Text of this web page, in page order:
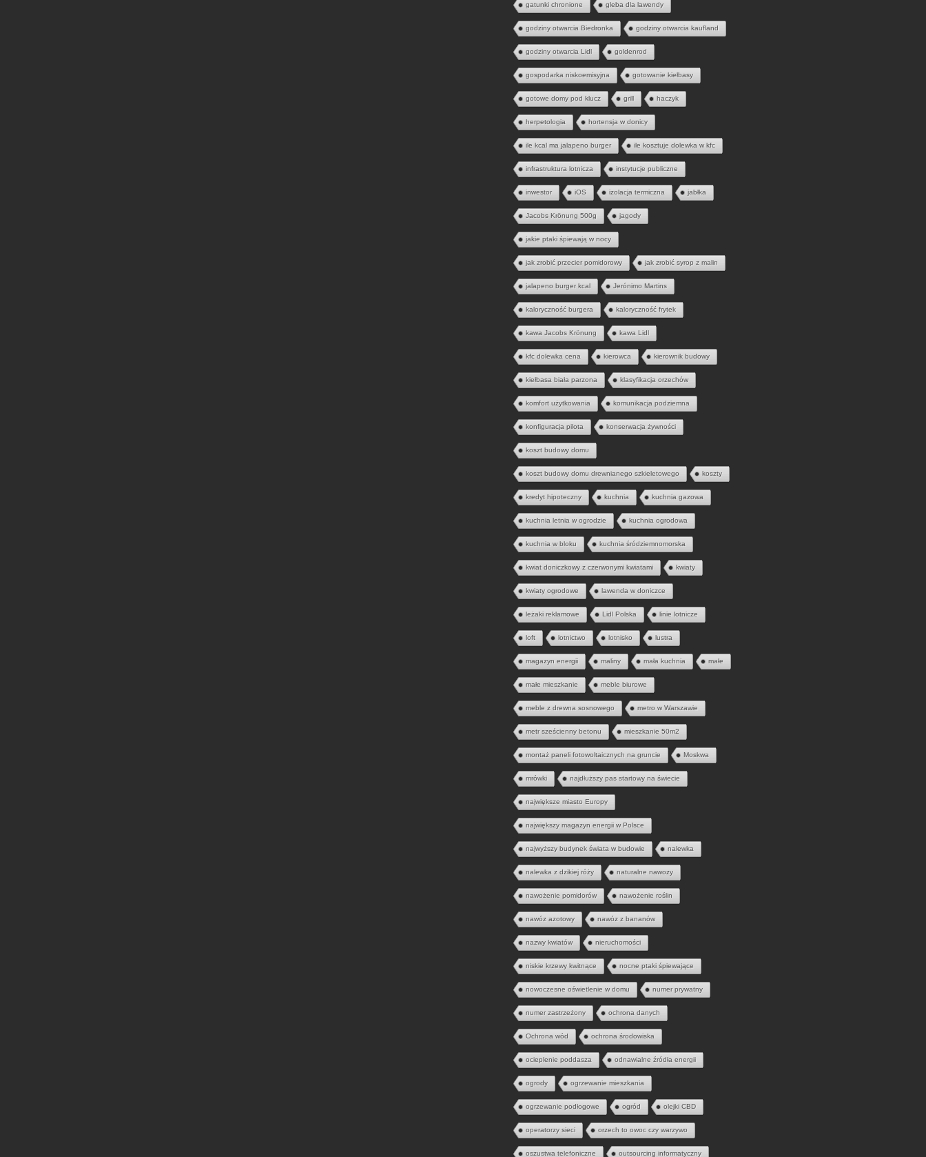
gatunki chronione gleba dla lawendy
godziny otwarcia Biedronka godziny otwarcia kaufland
godziny otwarcia Lidl goldenrod
gospodarka niskoemisyjna gotowanie kiełbasy
gotowe domy pod klucz grill haczyk
herpetologia hortensja w donicy
ile kcal ma jalapeno burger ile kosztuje dolewka w kfc
infrastruktura lotnicza instytucje publiczne
inwestor iOS izolacja termiczna jabłka
Jacobs Krönung 500g jagody
jakie ptaki śpiewają w nocy
jak zrobić przecier pomidorowy jak zrobić syrop z malin
jalapeno burger kcal Jerónimo Martins
kaloryczność burgera kaloryczność frytek
kawa Jacobs Krönung kawa Lidl
kfc dolewka cena kierowca kierownik budowy
kiełbasa biała parzona klasyfikacja orzechów
komfort użytkowania komunikacja podziemna
konfiguracja pilota konserwacja żywności
koszt budowy domu
koszt budowy domu drewnianego szkieletowego koszty
kredyt hipoteczny kuchnia kuchnia gazowa
kuchnia letnia w ogrodzie kuchnia ogrodowa
kuchnia w bloku kuchnia śródziemnomorska
kwiat doniczkowy z czerwonymi kwiatami kwiaty
kwiaty ogrodowe lawenda w doniczce
leżaki reklamowe Lidl Polska linie lotnicze
loft lotnictwo lotnisko lustra
magazyn energii maliny mała kuchnia małe
małe mieszkanie meble biurowe
meble z drewna sosnowego metro w Warszawie
metr sześcienny betonu mieszkanie 50m2
montaż paneli fotowoltaicznych na gruncie Moskwa
mrówki najdłuższy pas startowy na świecie
największe miasto Europy
największy magazyn energii w Polsce
najwyższy budynek świata w budowie nalewka
nalewka z dzikiej róży naturalne nawozy
nawożenie pomidorów nawożenie roślin
nawóz azotowy nawóz z bananów
nazwy kwiatów nieruchomości
niskie krzewy kwitnące nocne ptaki śpiewające
nowoczesne oświetlenie w domu numer prywatny
numer zastrzeżony ochrona danych
Ochrona wód ochrona środowiska
ocieplenie poddasza odnawialne źródła energii
ogrody ogrzewanie mieszkania
ogrzewanie podłogowe ogród olejki CBD
operatorzy sieci orzech to owoc czy warzywo
oszustwa telefoniczne outsourcing informatyczny